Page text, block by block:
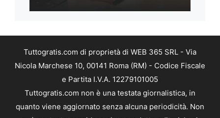
Tuttogratis.com di proprietà di WEB 365 SRL - Via
Nicola Marchese 10, 00141 Roma (RM) - Codice Fiscale
e Partita I.V.A. 12279101005
Tuttogratis.com non è una testata giornalistica, in
quanto viene aggiornato senza alcuna periodicità. Non